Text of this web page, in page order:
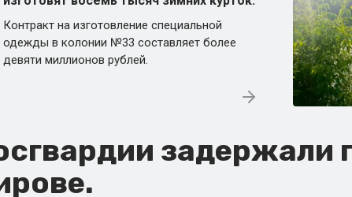
Контракт на изготовление специальной
одежды в колонии №33 составляет более
девяти миллионов рублей.
задержали